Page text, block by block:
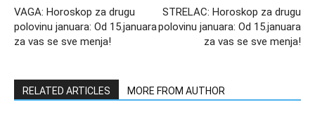
VAGA: Horoskop za drugu
polovinu januara: Od 15.januara
za vas se sve menja!
STRELAC: Horoskop za drugu
polovinu januara: Od 15.januara
za vas se sve menja!
RELATED ARTICLES MORE FROM AUTHOR